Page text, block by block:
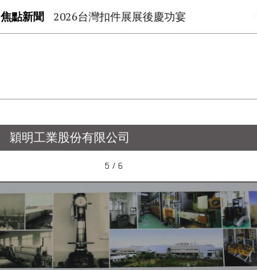
焦點新聞 2026台灣扣件展展後慶功宴
穎明工業股份有限公司
5 / 6